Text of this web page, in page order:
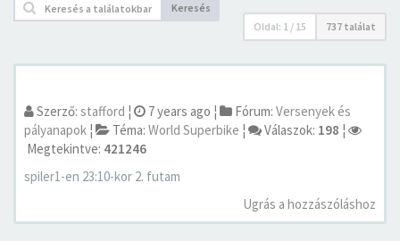
Keresés
Oldal: 1 / 15 737 találat
Szerző: stafford ¦ 7 years ago ¦ Fórum: Versenyek és
pályanapok ¦ Téma: World Superbike ¦ Válaszok: 198 ¦
Megtekintve: 421246
spiler1-en 23:10-kor 2. futam
Ugrás a hozzászóláshoz